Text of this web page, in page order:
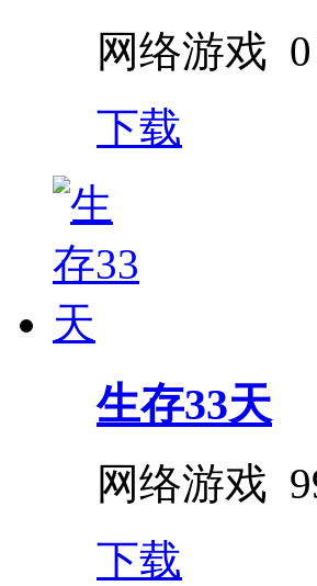
网络游戏
下载
生存33天
网络游戏
下载